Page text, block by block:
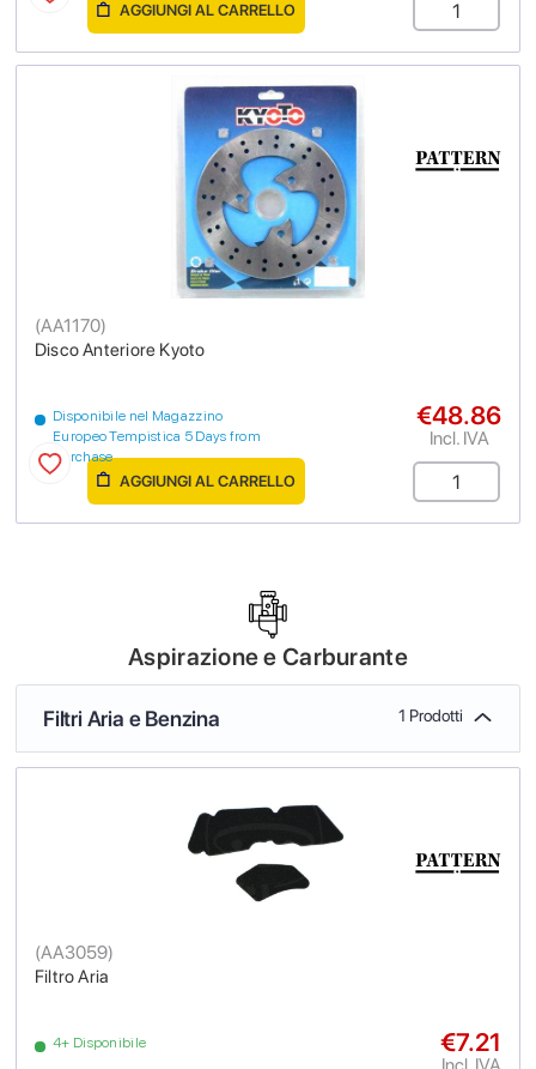
AGGIUNGI AL CARRELLO
Disco Anteriore Kyoto
(AA1170)
Disponibile nel Magazzino
Europeo Tempistica 5 Days from
purchase
€48.86
Incl. IVA
AGGIUNGI AL CARRELLO
Aspirazione e Carburante
Filtri Aria e Benzina 1 Prodotti
Filtro Aria
(AA3059)
4+ Disponibile €7.21